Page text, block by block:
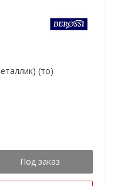
(то)
Под заказ